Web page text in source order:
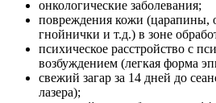
онкологические заболевания;
повреждения кожи (царапины,
гнойнички и т.д.) в зоне
психическое расстройство с
возбуждением (легкая форма
свежий загар за 14 дней до
лазера);